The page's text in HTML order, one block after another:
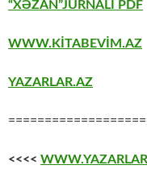
“XƏZAN”JURNALI PDF
WWW.KİTABEVİM.AZ
YAZARLAR.AZ
<<<<